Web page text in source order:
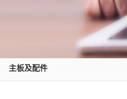
主板及配件